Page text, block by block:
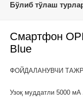
Бўлиб тўлаш
Смартфон
Blue
ФОЙДАЛАНУВЧИ
Узоқ муддатли 5000 мА